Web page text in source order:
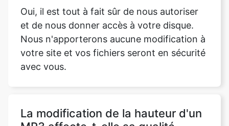
votre site et vos fichiers seront en sécurité
avec vous.
La modification de la hauteur d'un
Vous pouvez utiliser notre outil pour